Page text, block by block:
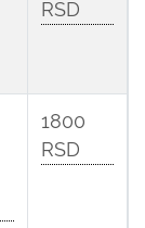
RSD
1800
RSD